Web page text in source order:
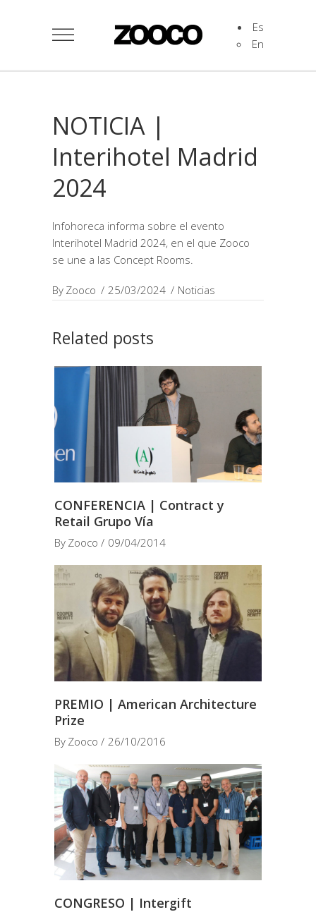
Es
En
NOTICIA |
Interihotel Madrid
2024
Infohoreca informa sobre el evento
Interihotel Madrid 2024, en el que Zooco
se une a las Concept Rooms.
By Zooco 25/03/2024 Noticias
Related posts
CONFERENCIA | Contract y
Retail Grupo Vía
By Zooco 09/04/2014
PREMIO | American Architecture
Prize
By Zooco 26/10/2016
CONGRESO | Intergift